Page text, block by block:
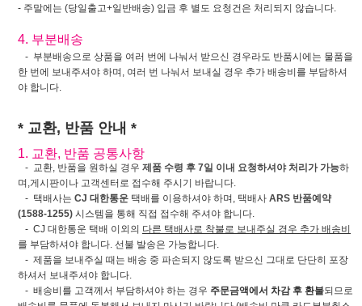
- 주말에는 (당일출고+일반배송) 입금 후 별도 요청건은 처리되지 않습니다.
4. 부분배송
- 부분배송으로 상품을 여러 번에 나눠서 받으신 경우라도 반품시에는 물품을
한 번에 보내주셔야 하며, 여러 번 나눠서 보내실 경우 추가 배송비를 부담하셔
야 합니다.
* 교환, 반품 안내 *
1. 교환, 반품 공통사항
- 교환, 반품을 원하실 경우 제품 수령 후 7일 이내 요청하셔야 처리가 가능하
며,게시판이나 고객센터로 접수해 주시기 바랍니다.
- 택배사는 CJ 대한통운 택배를 이용하셔야 하며, 택배사 ARS 반품예약
(1588-1255) 시스템을 통해 직접 접수해 주셔야 합니다.
- CJ 대한통운 택배 이외의 다른 택배사로 착불로 보내주실 경우 추가 배송비
를 부담하셔야 합니다. 선불 발송은 가능합니다.
- 제품을 보내주실 때는 배송 중 파손되지 않도록 받으신 그대로 단단히 포장
하셔서 보내주셔야 합니다.
- 배송비를 고객께서 부담하셔야 하는 경우 주문금액에서 차감 후 환불되므로